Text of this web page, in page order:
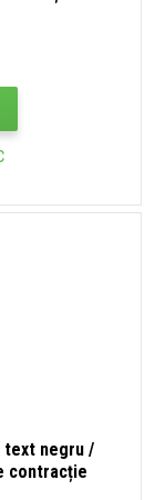
text negru /
contracție